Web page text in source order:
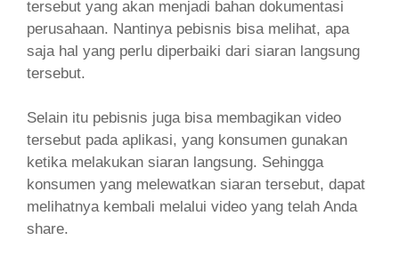
tersebut yang akan menjadi bahan dokumentasi
perusahaan. Nantinya pebisnis bisa melihat, apa
saja hal yang perlu diperbaiki dari siaran langsung
tersebut.
Selain itu pebisnis juga bisa membagikan video
tersebut pada aplikasi, yang konsumen gunakan
ketika melakukan siaran langsung. Sehingga
konsumen yang melewatkan siaran tersebut, dapat
melihatnya kembali melalui video yang telah Anda
share.